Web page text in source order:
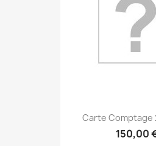
Carte Comptage
150,00